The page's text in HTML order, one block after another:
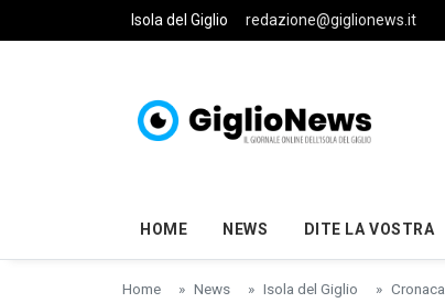
Skip to main content
Isola del Giglio redazione@giglionews.it
HOME NEWS DITE LA VOSTRA
Home News Isola del Giglio Cronaca